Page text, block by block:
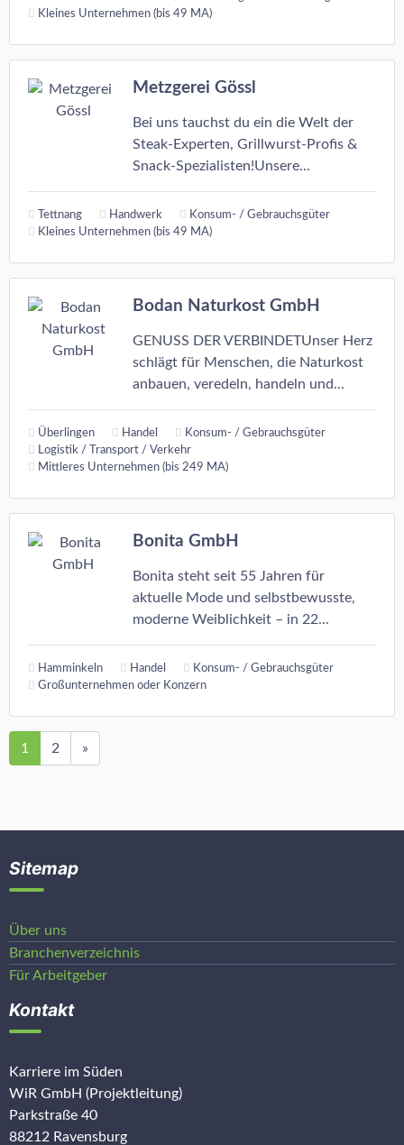
Kleines Unternehmen (bis 49 MA)
Metzgerei Gössl
Bei uns tauchst du ein die Welt der
Steak-Experten, Grillwurst-Profis &
Snack-Spezialisten!Unsere...
Tettnang Handwerk
Konsum- / Gebrauchsgüter
Kleines Unternehmen (bis 49 MA)
Bodan Naturkost GmbH
GENUSS DER VERBINDETUnser Herz
schlägt für Menschen, die Naturkost
anbauen, veredeln, handeln und...
Überlingen Handel
Konsum- / Gebrauchsgüter
Logistik / Transport / Verkehr
Mittleres Unternehmen (bis 249 MA)
Bonita GmbH
Bonita steht seit 55 Jahren für
aktuelle Mode und selbstbewusste,
moderne Weiblichkeit – in 22...
Hamminkeln Handel
Konsum- / Gebrauchsgüter
Großunternehmen oder Konzern
1 2 »
Sitemap
Über uns
Branchenverzeichnis
Für Arbeitgeber
Kontakt
Karriere im Süden
WiR GmbH (Projektleitung)
Parkstraße 40
88212 Ravensburg